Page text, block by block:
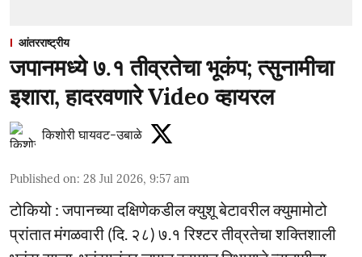
आंतरराष्ट्रीय
जपानमध्ये ७.१ तीव्रतेचा भूकंप; त्सुनामीचा
इशारा, हादरवणारे Video व्हायरल
किशोरी घायवट-उबाळे
Published on: 28 Jul 2026, 9:57 am
टोकियो : जपानच्या दक्षिणेकडील क्युशू बेटावरील क्युमामोटो
प्रांतात मंगळवारी (दि. २८) ७.१ रिश्टर तीव्रतेचा शक्तिशाली